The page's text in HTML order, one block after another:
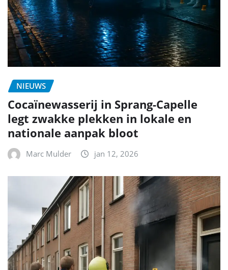
NIEUWS
Cocaïnewasserij in Sprang-Capelle
legt zwakke plekken in lokale en
nationale aanpak bloot
Marc Mulder jan 12, 2026